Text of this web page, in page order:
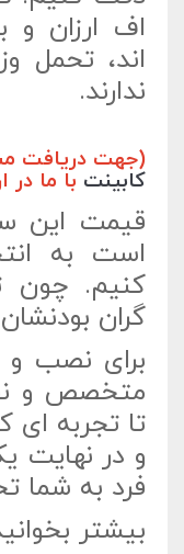
اف ارزان
اند، تحمل
ندارند.
(جهت دریافت
کابینت با ما در
قیمت این
است به
کنیم. چون
گران
برای نصب و
متخصص و
تا تجربه ای
و در نهایت
فرد به شما
بیشتر